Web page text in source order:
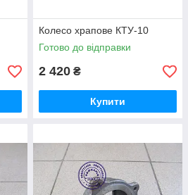
Колесо храпове КТУ-10
Готово до відправки
2 420 ₴
Купити